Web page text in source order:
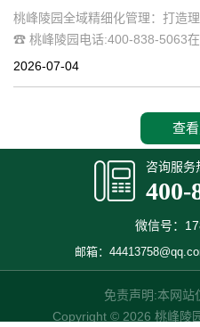
桃峰陵园全域精细化管理：打造
☎ 桃峰陵园电话:400-838-5063在
人们对死亡和安息地的看法正在发
2026-07-04
查
咨询服务
400-
微信号：
邮箱：
免责声明:本网站
Copyright © 2026 桃峰陵